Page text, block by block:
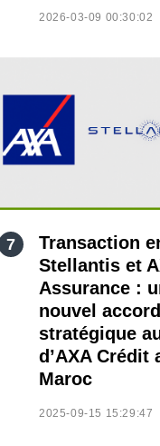
2026-03-09 00:30:02
Transaction
Stellantis et
Assurance :
nouvel accord
stratégique
d’AXA Crédit
Maroc
2025-09-15 15:29:47